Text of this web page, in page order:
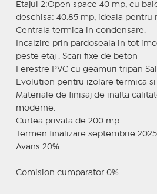
Etajul 2:Open space 40 mp, cu
deschisa: 40.85 mp, ideala pentru
Centrala termica in condensare.
Incalzire prin pardoseala in tot
peste etaj . Scari fixe de beton
Ferestre PVC cu geamuri tripan
Evolution pentru izolare termica si
Materiale de finisaj de inalta
moderne.
Curtea privata de 200 mp
Termen finalizare septembrie 2025
Avans 20%
Comision cumparator 0%